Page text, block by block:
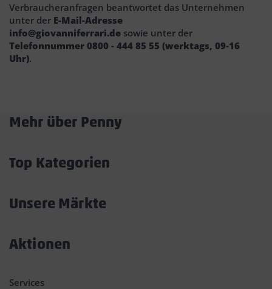
Verbraucheranfragen beantwortet das Unternehmen
unter der E-Mail-Adresse
info@giovanniferrari.de sowie unter der
Telefonnummer 0800 - 444 85 55 (werktags, 09-16
Uhr).
Mehr über Penny
Top Kategorien
Unsere Märkte
Aktionen
Services